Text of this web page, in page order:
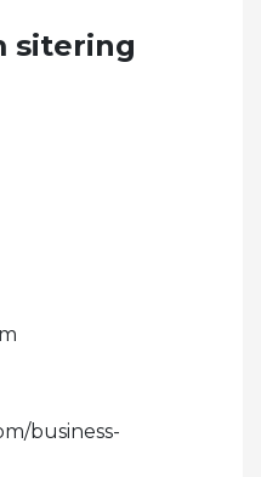
sitering
business-